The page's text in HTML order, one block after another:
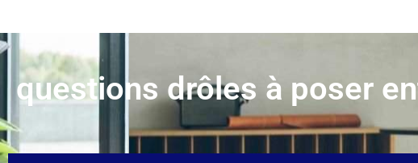
questions drôles à poser